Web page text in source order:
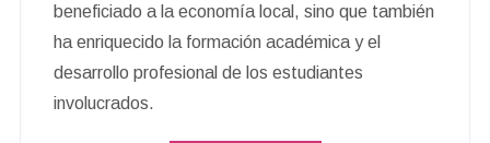
beneficiado a la economía local, sino que también
ha enriquecido la formación académica y el
desarrollo profesional de los estudiantes
involucrados.